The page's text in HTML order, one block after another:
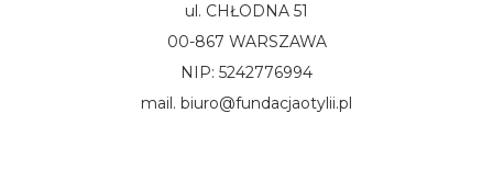
ul. CHŁODNA 51
00-867 WARSZAWA
NIP: 5242776994
mail. biuro@fundacjaotylii.pl